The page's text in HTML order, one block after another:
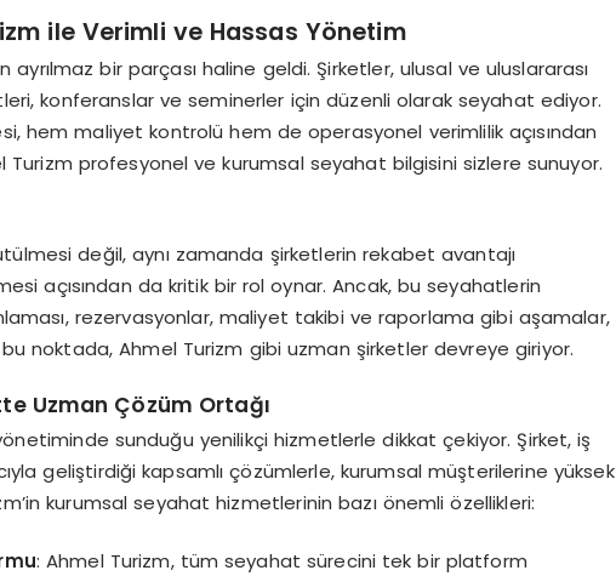
ile Verimli ve Hassas Yönetim
ayrılmaz bir parçası haline geldi. Şirketler, ulusal ve uluslararası
konferanslar ve seminerler için düzenli olarak seyahat ediyor.
hem maliyet kontrolü hem de operasyonel verimlilik açısından
Turizm profesyonel ve kurumsal seyahat bilgisini sizlere sunuyor.
değil, aynı zamanda şirketlerin rekabet avantajı
açısından da kritik bir rol oynar. Ancak, bu seyahatlerin
rezervasyonlar, maliyet takibi ve raporlama gibi aşamalar,
noktada, Ahmel Turizm gibi uzman şirketler devreye giriyor.
Uzman Çözüm Ortağı
sunduğu yenilikçi hizmetlerle dikkat çekiyor. Şirket, iş
geliştirdiği kapsamlı çözümlerle, kurumsal müşterilerine yüksek
kurumsal seyahat hizmetlerinin bazı önemli özellikleri:
: Ahmel Turizm, tüm seyahat sürecini tek bir platform